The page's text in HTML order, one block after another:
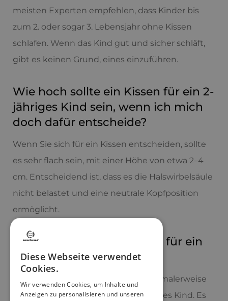
meisten Experten empfehlen, dass Kinder bis
zum 2. oder sogar 3. Lebensjahr ohne Kissen
schlafen. Wenn das Kind gut und sicher schläft,
gibt es keinen Grund, eines einzuführen.
Wie hoch sollte ein Kissen für ein 2-
jähriges Kind sein, wenn ich mich
doch dafür entscheide?
Wenn Sie sich für ein Kissen entscheiden, sollte
es sehr flach sein, mit einer Höhe von etwa 2–4
cm. Entscheidend ist, dass es die Halswirbelsäule
nicht belastet und eine neutrale Kopfposition
ermöglicht.
Ist ein Erwachsenenkissen für ein
2-jähriges Kind sicher?
Nein, ein Erwachsenenkissen ist normalerweise
zu hoch und zu weich für ein 2-jähriges Kind. Es
Diese Webseite verwendet
Cookies.
Wir verwenden Cookies, um Inhalte und
Anzeigen zu personalisieren und unseren